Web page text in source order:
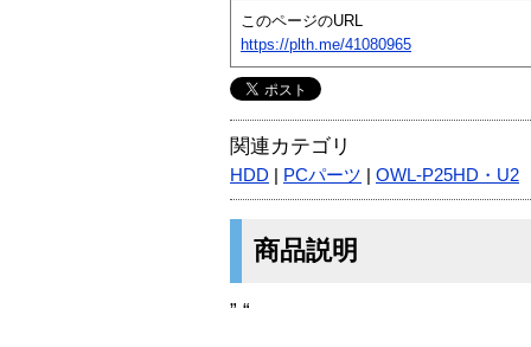
このページのURL
https://plth.me/41080965
関連カテゴリ
HDD PCパーツ OWL-P25HD・U2
商品説明
” “